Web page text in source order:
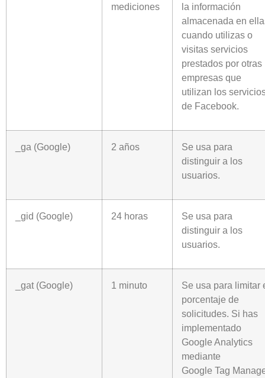
mediciones
la información
almacenada en
cuando utilizas o
visitas servicios
prestados por otras
empresas que
utilizan los
de Facebook.
_ga (Google) 2 años
Se usa para
distinguir a los
usuarios.
_gid (Google) 24 horas
Se usa para
distinguir a los
usuarios.
_gat (Google) 1 minuto
Se usa para limitar
porcentaje de
solicitudes. Si has
implementado
Google Analytics
mediante
Google Tag